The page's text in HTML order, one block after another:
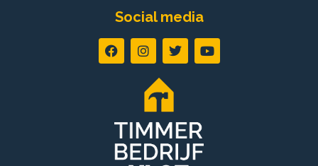
Social media